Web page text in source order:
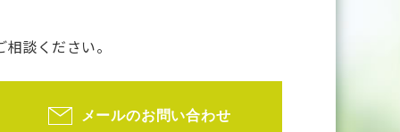
談ください。
メールのお問い合わせ